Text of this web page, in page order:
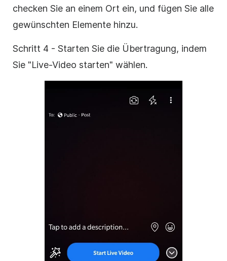
checken Sie an einem Ort ein, und fügen Sie alle
gewünschten Elemente hinzu.
Schritt 4 - Starten Sie die Übertragung, indem
Sie "Live-Video starten" wählen.